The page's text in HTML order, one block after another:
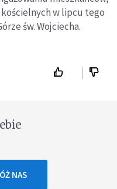
w lipcu tego
św. Wojciecha.
NAS